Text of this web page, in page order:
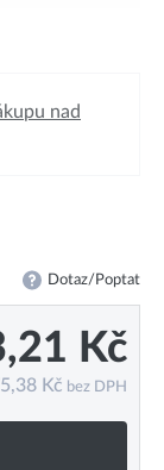
nad
Dotaz/Poptat
Kč
Kč bez DPH